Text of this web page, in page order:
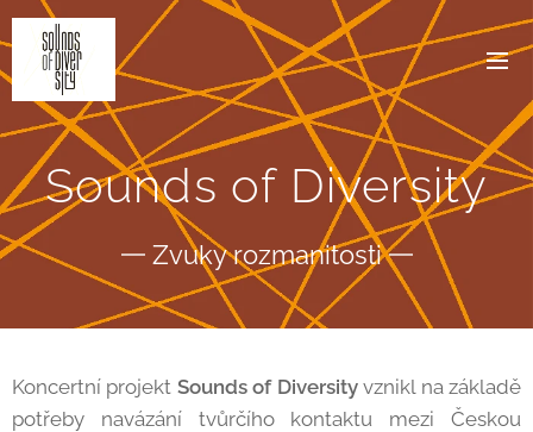
Sounds of Diversity
Zvuky rozmanitosti
Koncertní projekt Sounds of Diversityvznikl na základě
potřeby navázání tvůrčího kontaktu mezi Českou